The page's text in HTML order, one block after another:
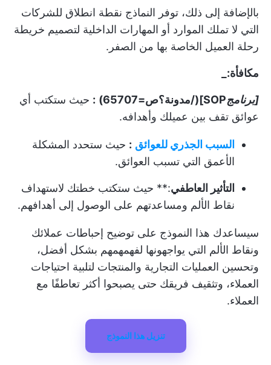
بالإضافة إلى ذلك، توفر النماذج نقطة انطلاق للشركات
التي لا تملك الموارد أو المهارات الداخلية لتصميم خريطة
رحلة العميل الخاصة بها من الصفر.
مكافأة:_
[برنامجSOP](/مدونة؟ص=65707) : حيث ستكتب أي
عوائق تقف بين عميلك وأهدافه.
السبب الجذري للعوائق : حيث ستحدد المشكلة
الأعمق التي تسبب العوائق.
التأثير العاطفي:** حيث ستكتب خطتك لاستهداف
نقاط الألم ومساعدتهم على الوصول إلى أهدافهم.
سيساعدك هذا النموذج على توضيح إحباطات عملائك
ونقاط الألم التي يواجهونها لفهمهمهم بشكل أفضل،
وتحسين العمليات التجارية والمنتجات لتلبية احتياجات
العملاء، وتثقيف فريقك حتى يصبحوا أكثر تعاطفًا مع
العملاء.
تنزيل هذا النموذج